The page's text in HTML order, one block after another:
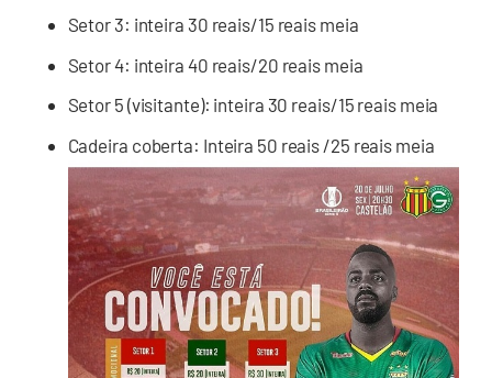
Setor 3: inteira 30 reais/15 reais meia
Setor 4: inteira 40 reais/20 reais meia
Setor 5 (visitante): inteira 30 reais/15 reais meia
Cadeira coberta: Inteira 50 reais /25 reais meia